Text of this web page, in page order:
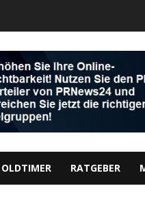
OLDTIMER RATGEBER